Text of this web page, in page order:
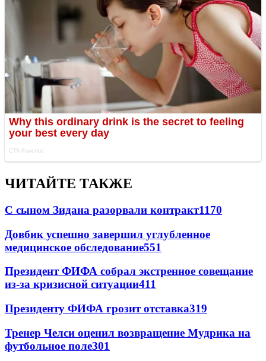
ЧИТАЙТЕ ТАКЖЕ
С сыном Зидана разорвали контракт1170
Довбик успешно завершил углубленное
медицинское обследование551
Президент ФИФА собрал экстренное совещание
из-за кризисной ситуации411
Президенту ФИФА грозит отставка319
Тренер Челси оценил возвращение Мудрика на
футбольное поле301